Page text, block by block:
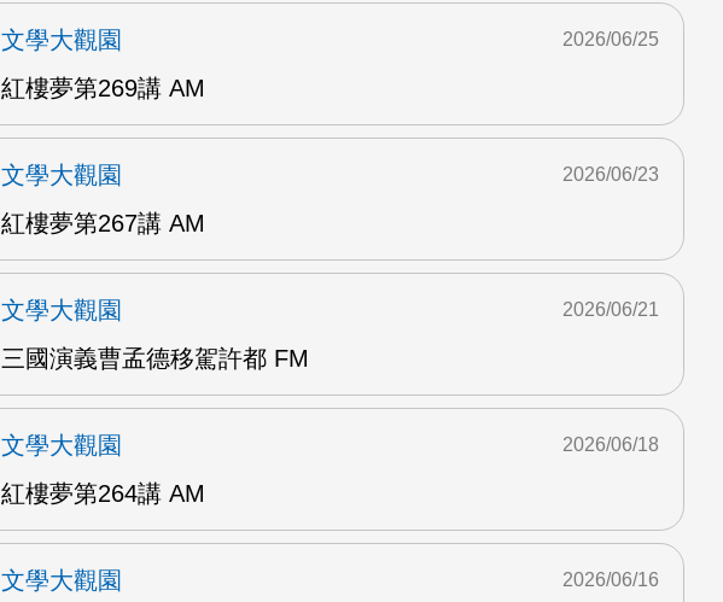
文學大觀園
紅樓夢第269講 AM
2026/06/25
文學大觀園
紅樓夢第267講 AM
2026/06/23
文學大觀園
三國演義曹孟德移駕許都 FM
2026/06/21
文學大觀園
紅樓夢第264講 AM
2026/06/18
文學大觀園 2026/06/16